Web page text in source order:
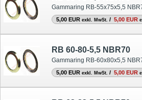
Gammaring RB-55x75x5,5
5,00 EUR exkl. MwSt. / 5,00 EUR
RB 60-80-5,5 NBR70
Gammaring RB-60x80x5,5
5,00 EUR exkl. MwSt. / 5,00 EUR